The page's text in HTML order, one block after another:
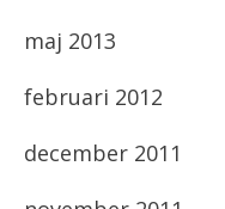
maj 2013
februari 2012
december 2011